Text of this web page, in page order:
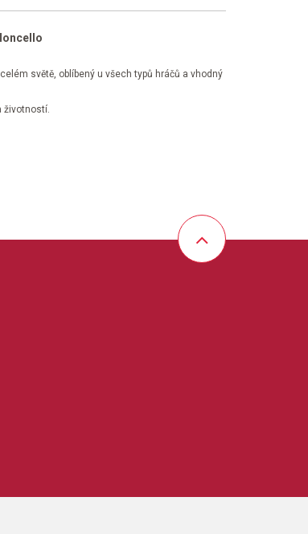
světě, oblíbený u všech typů hráčů a vhodný
životností.